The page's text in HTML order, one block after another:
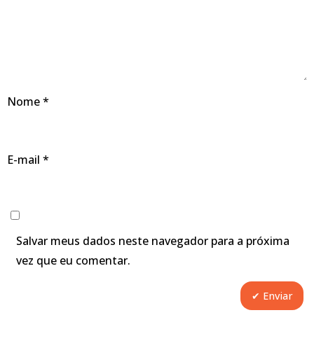
Nome*
E-mail *
Salvar meus dados neste navegador para a próxima
vez que eu comentar.